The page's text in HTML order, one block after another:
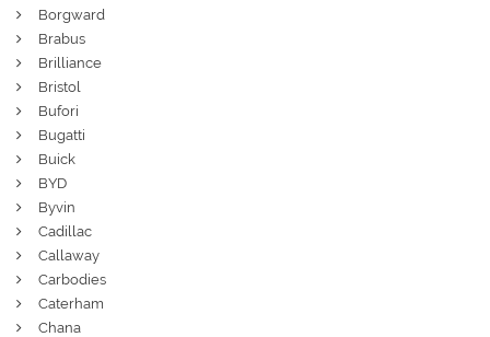
Borgward
Brabus
Brilliance
Bristol
Bufori
Bugatti
Buick
BYD
Byvin
Cadillac
Callaway
Carbodies
Caterham
Chana